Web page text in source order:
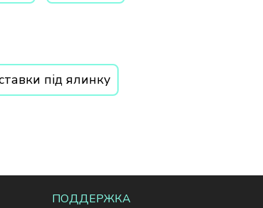
під ялинку
ПОДДЕРЖКА